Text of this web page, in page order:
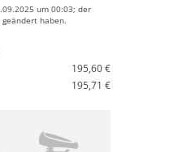
um 00:03; der
haben.
195,60 €
195,71 €